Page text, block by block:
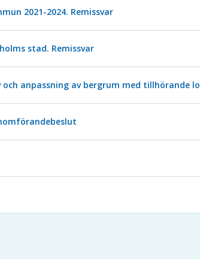
2021-2024. Remissvar
stad. Remissvar
anpassning av bergrum med tillhörande